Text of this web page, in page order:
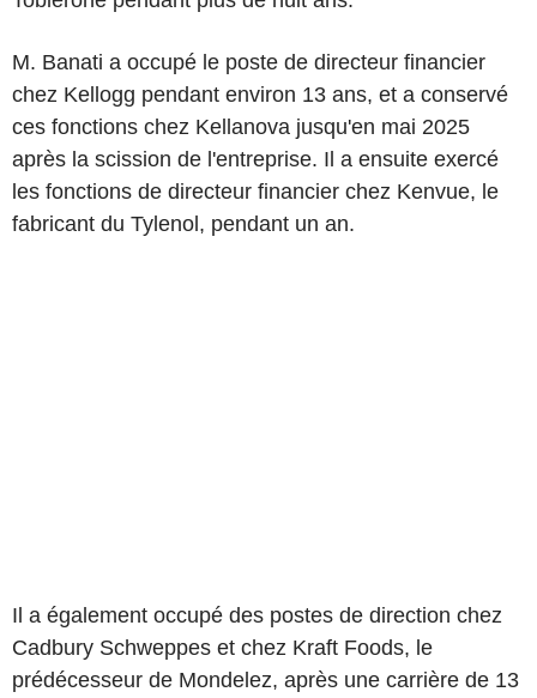
M. Banati a occupé le poste de directeur financier
chez Kellogg pendant environ 13 ans, et a conservé
ces fonctions chez Kellanova jusqu'en mai 2025
après la scission de l'entreprise. Il a ensuite exercé
les fonctions de directeur financier chez Kenvue, le
fabricant du Tylenol, pendant un an.
Il a également occupé des postes de direction chez
Cadbury Schweppes et chez Kraft Foods, le
prédécesseur de Mondelez, après une carrière de 13